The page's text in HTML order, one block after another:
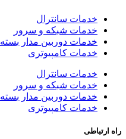
خدمات سانترال
خدمات شبکه و سرور
خدمات دوربین مدار بسته
خدمات کامپیوتری
خدمات سانترال
خدمات شبکه و سرور
خدمات دوربین مدار بسته
خدمات کامپیوتری
راه ارتباطی